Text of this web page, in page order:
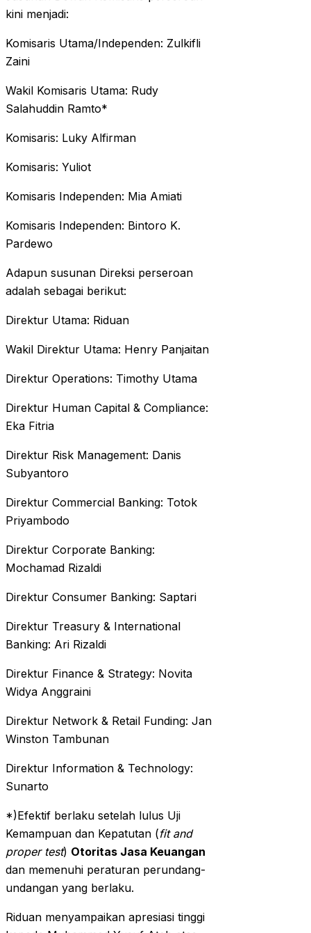
kini menjadi:
Komisaris Utama/Independen: Zulkifli
Zaini
Wakil Komisaris Utama: Rudy
Salahuddin Ramto*
Komisaris: Luky Alfirman
Komisaris: Yuliot
Komisaris Independen: Mia Amiati
Komisaris Independen: Bintoro K.
Pardewo
Adapun susunan Direksi perseroan
adalah sebagai berikut:
Direktur Utama: Riduan
Wakil Direktur Utama: Henry Panjaitan
Direktur Operations: Timothy Utama
Direktur Human Capital & Compliance:
Eka Fitria
Direktur Risk Management: Danis
Subyantoro
Direktur Commercial Banking: Totok
Priyambodo
Direktur Corporate Banking:
Mochamad Rizaldi
Direktur Consumer Banking: Saptari
Direktur Treasury & International
Banking: Ari Rizaldi
Direktur Finance & Strategy: Novita
Widya Anggraini
Direktur Network & Retail Funding: Jan
Winston Tambunan
Direktur Information & Technology:
Sunarto
*)Efektif berlaku setelah lulus Uji
Kemampuan dan Kepatutan (fit and
proper test) Otoritas Jasa Keuangan
dan memenuhi peraturan perundang-
undangan yang berlaku.
Riduan menyampaikan apresiasi tinggi